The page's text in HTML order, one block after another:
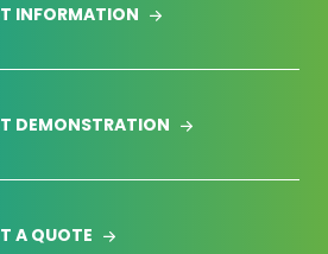
INFORMATION
DEMONSTRATION
A QUOTE